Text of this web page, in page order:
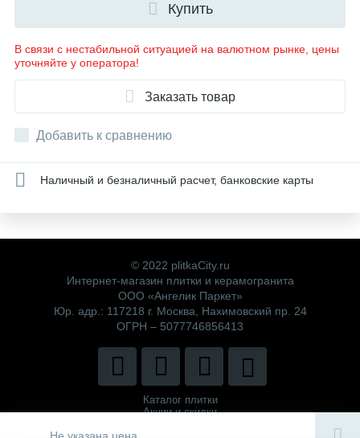
Не указана цена
Купить
В связи с нестабильной ситуацией на валютном рынке, цены
уточняйте у оператора!
Заказать товар
Добавить к сравнению
Наличный и безналичный расчет, банковские карты
© 2022 plitkaCity.ru
Интернет-магазин плитки и керамогранита
ООО «Ангелик Паркет»
Юр. адр.: 117218 г. Москва, Нахимовский пр. 24
ОГРН – 5077746856413
Каталог плитки
Акции и скидки